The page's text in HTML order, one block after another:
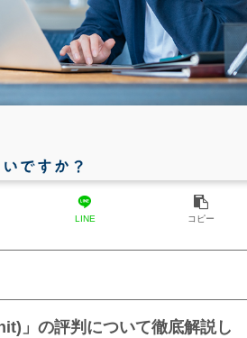
LINE コピー
」の評判について徹底解説し